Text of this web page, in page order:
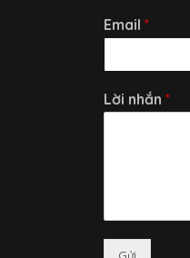
Email *
Lời nhắn *